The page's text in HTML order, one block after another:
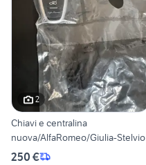
2
Chiavi e centralina
nuova/AlfaRomeo/Giulia-Stelvio
250 €